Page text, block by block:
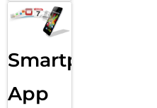
Smartphone
App